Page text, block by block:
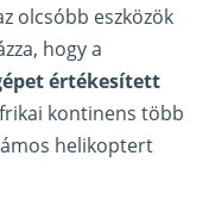
olcsóbb eszközök
hogy a
értékesített
kontinens több
helikoptert